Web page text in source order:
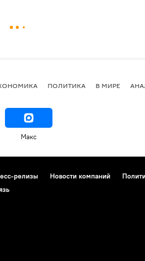
ПОЛИТИКА В МИРЕ
Макс
релизы Новости компаний